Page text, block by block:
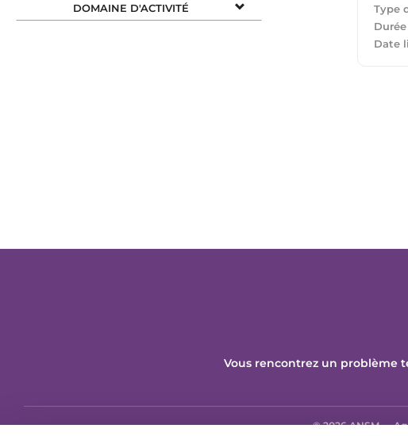
DOMAINE D'ACTIVITÉ
Type
Date
Vous rencontrez un problème
© 2026 ANSM —